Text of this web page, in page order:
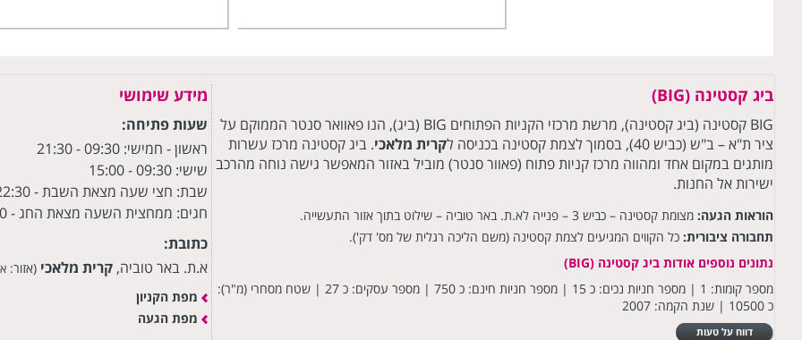
ביג קסטינה (BIG)
BIG קסטינה (ביג קסטינה), מרשת מרכזי הקניות הפתוחים BIG (ביג), הנו פאוואר סנטר הממוקם על
ציר ת"א – ב"ש (כביש 40), בסמוך לצמת קסטינה בכניסה ל
קרית מלאכי. ביג קסטינה מרכז עשרות
מותגים במקום אחד ומהווה מרכז קניות פתוח (פאוור סנטר) מוביל באזור המאפשר גישה נוחה מהרכב
ישירות אל החנות.
הוראות הגעה: מצומת קסטינה – כביש 3 – פנייה לא.ת. באר טוביה – שילוט בתוך אזור התעשייה.
תחבורה ציבורית: כל הקווים המגיעים לצמת קסטינה (משם הליכה רגלית של מס' דק').
נתונים נוספים אודות ביג קסטינה (BIG)
מספר קומות: 1 | מספר חניות נכים: כ 15 | מספר חניות חינם: כ 750 | מספר עסקים: כ 27 | שטח מסחרי (מ"ר):
כ 10500 | שנת הקמה: 2007
דווח על טעות
מידע שימושי
שעות פתיחה:
ראשון - חמישי: 09:30
- 21:30
שישי: 09:30 - 15:00
שבת: חצי שעה מצאת השבת - 22:30
חגים: ממחצית השעה מצאת החג - 22:30
כתובת:
א.ת. באר טוביה,קרית מלאכי (אזור:
מפת הקניון
מפת הגעה